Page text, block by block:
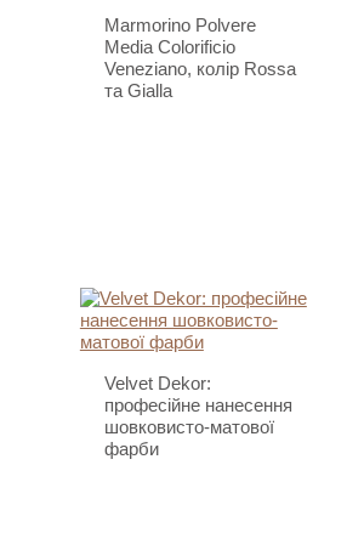
Marmorino Polvere
Media Colorificio
Veneziano, колір Rossa
та Gialla
Velvet Dekor:
професійне нанесення
шовковисто-матової
фарби